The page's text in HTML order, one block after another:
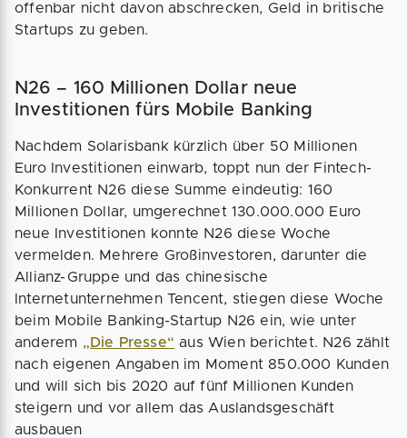
offenbar nicht davon abschrecken, Geld in britische
Startups zu geben.
N26 – 160 Millionen Dollar neue
Investitionen fürs Mobile Banking
Nachdem Solarisbank kürzlich über 50 Millionen
Euro Investitionen einwarb, toppt nun der Fintech-
Konkurrent N26 diese Summe eindeutig: 160
Millionen Dollar, umgerechnet 130.000.000 Euro
neue Investitionen konnte N26 diese Woche
vermelden. Mehrere Großinvestoren, darunter die
Allianz-Gruppe und das chinesische
Internetunternehmen Tencent, stiegen diese Woche
beim Mobile Banking-Startup N26 ein, wie unter
anderem „Die Presse“ aus Wien berichtet. N26 zählt
nach eigenen Angaben im Moment 850.000 Kunden
und will sich bis 2020 auf fünf Millionen Kunden
steigern und vor allem das Auslandsgeschäft
ausbauen